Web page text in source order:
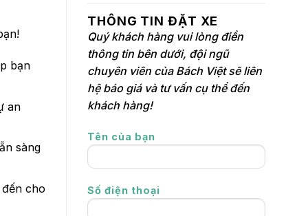
bạn
an
sàng
đến cho
THÔNG TIN ĐẶT XE
Quý khách hàng vui lòng điền
thông tin bên dưới, đội ngũ
chuyên viên của Bách Việt sẽ liên
hệ báo giá và tư vấn cụ thể đến
khách hàng!
Tên của bạn
Số điện thoại